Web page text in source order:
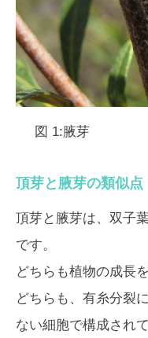
図 1:腋芽
頂芽と腋芽の類似点
頂芽と腋芽は、双子
です。
どちらも植物の成長
どちらも、有糸分裂
ない細胞で構成されて